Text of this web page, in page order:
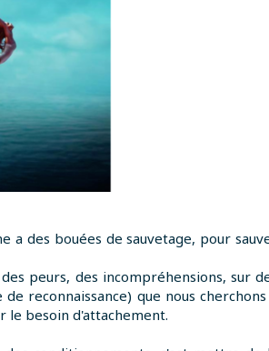
a des bouées de sauvetage, pour
peurs, des incompréhensions, sur
reconnaissance) que nous cherchons
le besoin d'attachement.